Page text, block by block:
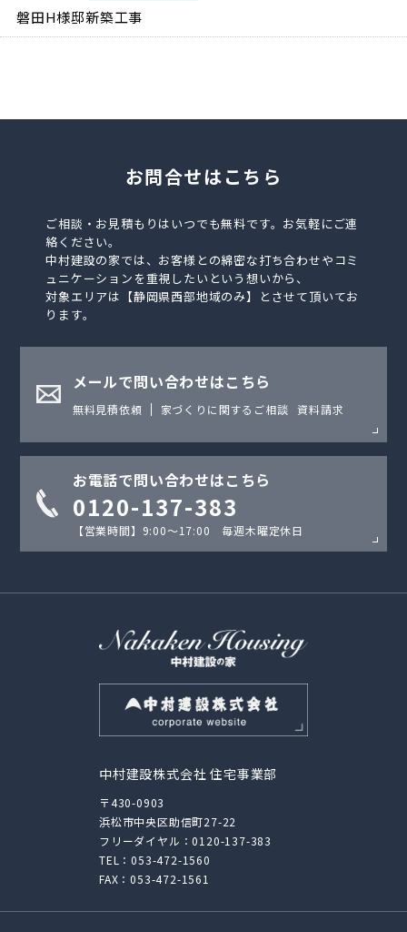
磐田H様邸新築工事
お問合せはこちら
ご相談・お見積もりはいつでも無料です。お気軽にご連
絡ください。
中村建設の家では、お客様との綿密な打ち合わせやコミ
ュニケーションを重視したいという想いから、
対象エリアは【静岡県西部地域のみ】とさせて頂いてお
ります。
メールで問い合わせはこちら
無料見積依頼 家づくりに関するご相談 資料請求
お電話で問い合わせはこちら
0120-137-383
【営業時間】9:00〜17:00 毎週木曜定休日
中村建設株式会社 住宅事業部
〒430-0903
浜松市中央区助信町27-22
フリーダイヤル：0120-137-383
TEL：053-472-1560
FAX：053-472-1561